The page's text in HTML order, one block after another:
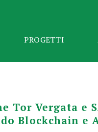
PROGETTI
Vergata e
Blockchain e